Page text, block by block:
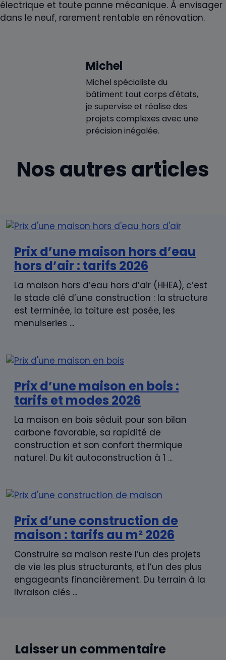
électrique et toute panne mécanique. À envisager
dans le neuf, rarement rentable en rénovation.
Michel
Michel spécialiste du
bâtiment tout corps d'états,
je supervise et réalise des
projets complexes avec une
précision inégalée.
Nos autres articles
Prix d’une maison hors d’eau
hors d’air : tarifs 2026
La maison hors d’eau hors d’air (HHEA), c’est
le stade clé d’une construction : la structure
est terminée, la toiture est posée, les
menuiseries ...
Prix d’une maison en bois :
tarifs et modes 2026
La maison en bois séduit pour son bilan
carbone favorable, sa rapidité de
construction et son confort thermique
naturel. Du kit autoconstruction à 1 ...
Prix d’une construction de
maison : tarifs au m² 2026
Construire sa maison reste l’un des projets
de vie les plus structurants, et l’un des plus
engageants financièrement. Du terrain à la
livraison clés ...
Laisser un commentaire